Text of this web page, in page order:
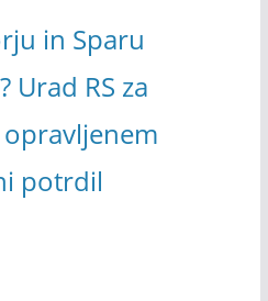
in Sparu
Urad RS za
potrdil